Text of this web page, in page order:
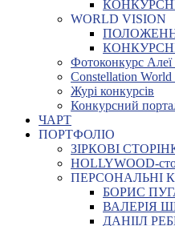
WORLD VISION
Фотоконкурс Алеї
Constellation World
Журі конкурсів
Конкурсний
ЧАРТ
ПОРТФОЛІО
ЗІРКОВІ
HOLLYWOOD-
ПЕРСОНАЛЬНІ
БОРИС
ВАЛЕРІЯ
ДАНІІЛ